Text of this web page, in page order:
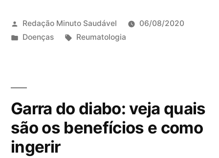
Redação Minuto Saudável
06/08/2020
P
c
a
d
o
Doenças
T
Reumatologia
Garra do diabo: veja quais
são os benefícios e como
ingerir